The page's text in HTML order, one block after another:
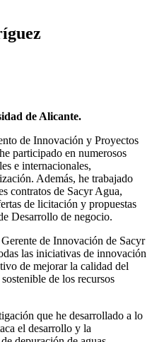
de Alicante.
de Innovación y Proyectos
participado en numerosos
e internacionales,
Además, he trabajado
contratos de Sacyr Agua,
de licitación y propuestas
Desarrollo de negocio.
de Innovación de Sacyr
las iniciativas de innovación
de mejorar la calidad del
de los recursos
que he desarrollado a lo
el desarrollo y la